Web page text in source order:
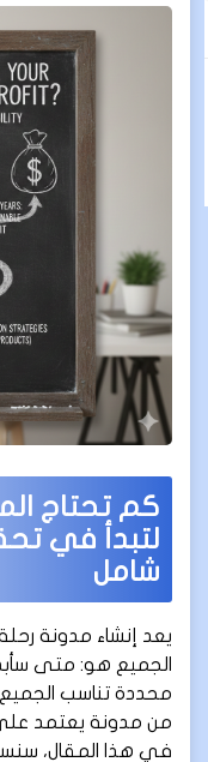
كم تحتاج
لتبدأ في
شامل
يعد إنشاء مدونة
الجميع هو: متى
محددة تناسب
من مدونة يعتمد
في هذا المقال،